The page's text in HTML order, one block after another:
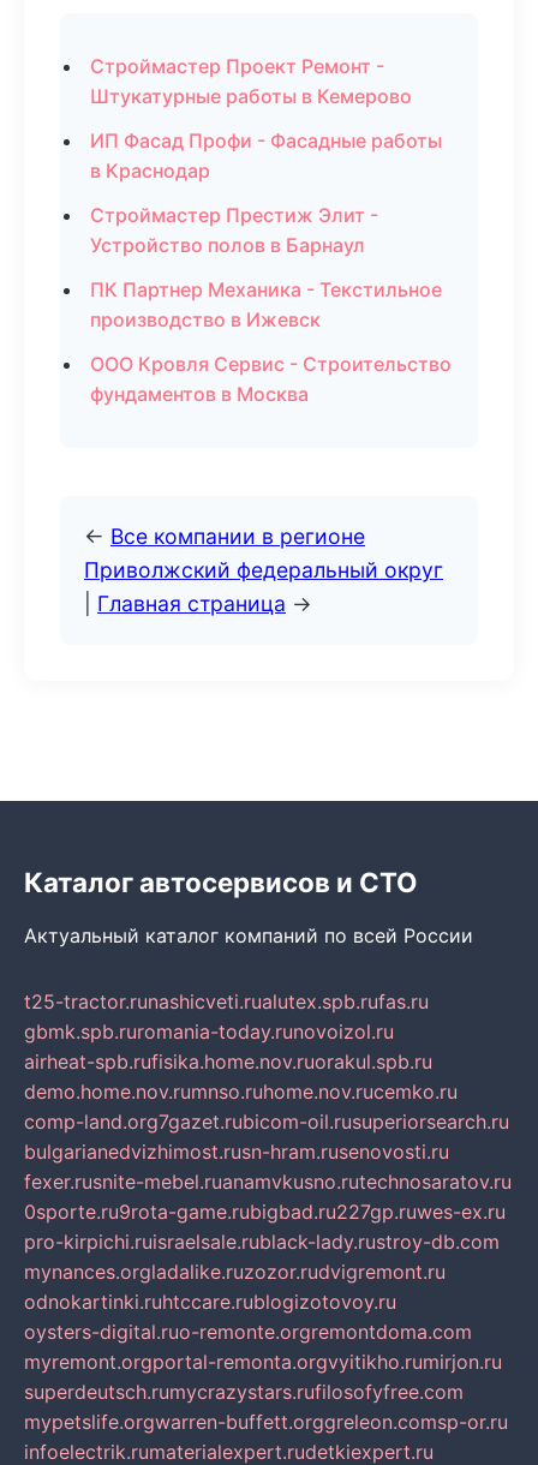
Строймастер Проект Ремонт -
Штукатурные работы в Кемерово
ИП Фасад Профи - Фасадные работы
в Краснодар
Строймастер Престиж Элит -
Устройство полов в Барнаул
ПК Партнер Механика - Текстильное
производство в Ижевск
ООО Кровля Сервис - Строительство
фундаментов в Москва
← Все компании в регионе
Приволжский федеральный округ
Главная страница →
Каталог автосервисов и СТО
Актуальный каталог компаний по всей России
t25-tractor.runashicveti.rualutex.spb.rufas.ru
gbmk.spb.ruromania-today.runovoizol.ru
airheat-spb.rufisika.home.nov.ruorakul.spb.ru
demo.home.nov.rumnso.ruhome.nov.rucemko.ru
comp-land.org7gazet.rubicom-oil.rusuperiorsearch.ru
bulgarianedvizhimost.rusn-hram.rusenovosti.ru
fexer.rusnite-mebel.ruanamvkusno.rutechnosaratov.ru
0sporte.ru9rota-game.rubigbad.ru227gp.ruwes-ex.ru
pro-kirpichi.ruisraelsale.rublack-lady.rustroy-db.com
mynances.orgladalike.ruzozor.rudvigremont.ru
odnokartinki.ruhtccare.rublogizotovoy.ru
oysters-digital.ruo-remonte.orgremontdoma.com
myremont.orgportal-remonta.orgvyitikho.rumirjon.ru
superdeutsch.rumycrazystars.rufilosofyfree.com
mypetslife.orgwarren-buffett.orggreleon.comsp-or.ru
infoelectrik.rumaterialexpert.rudetkiexpert.ru